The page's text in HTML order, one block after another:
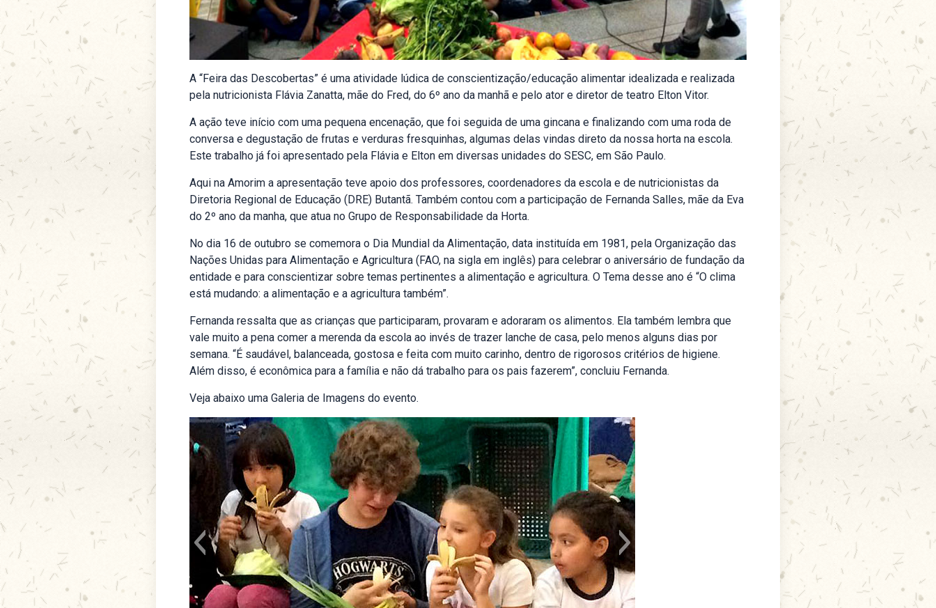
A “Feira das Descobertas” é uma atividade lúdica de conscientização/educação alimentar idealizada e realizada
pela nutricionista Flávia Zanatta, mãe do Fred, do 6º ano da manhã e pelo ator e diretor de teatro Elton Vitor.
A ação teve início com uma pequena encenação, que foi seguida de uma gincana e finalizando com uma roda de
conversa e degustação de frutas e verduras fresquinhas, algumas delas vindas direto da nossa horta na escola.
Este trabalho já foi apresentado pela Flávia e Elton em diversas unidades do SESC, em São Paulo.
Aqui na Amorim a apresentação teve apoio dos professores, coordenadores da escola e de nutricionistas da
Diretoria Regional de Educação (DRE) Butantã. Também contou com a participação de Fernanda Salles, mãe da Eva
do 2º ano da manha, que atua no Grupo de Responsabilidade da Horta.
No dia 16 de outubro se comemora o Dia Mundial da Alimentação, data instituída em 1981, pela Organização das
Nações Unidas para Alimentação e Agricultura (FAO, na sigla em inglês) para celebrar o aniversário de fundação da
entidade e para conscientizar sobre temas pertinentes a alimentação e agricultura. O Tema desse ano é “O clima
está mudando: a alimentação e a agricultura também”.
Fernanda ressalta que as crianças que participaram, provaram e adoraram os alimentos. Ela também lembra que
vale muito a pena comer a merenda da escola ao invés de trazer lanche de casa, pelo menos alguns dias por
semana. “É saudável, balanceada, gostosa e feita com muito carinho, dentro de rigorosos critérios de higiene.
Além disso, é econômica para a família e não dá trabalho para os pais fazerem”, concluiu Fernanda.
Veja abaixo uma Galeria de Imagens do evento.